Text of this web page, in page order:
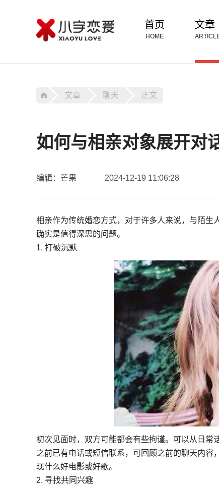
首页
HOME
文章
文章 聊天 正文
如何与相亲对象展开对
编辑：芒果 2024-12-19 11:06:28
相亲作为传统婚恋方式，对于许多人来说，与陌生
确实是值得深思的问题。
1. 打破沉默
初次见面时，双方可能都会有些拘谨。可以从日
之前已有电话或短信联系，可回顾之前的聊天内
现什么好电影或好歌。
2. 寻找共同兴趣